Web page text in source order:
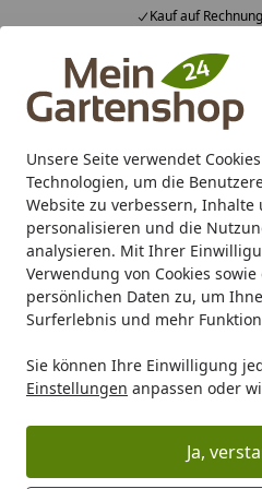
Unsere Seite verwendet
Technologien, um die
Website zu verbessern, Inhalte
personalisieren und die
analysieren. Mit Ihrer
Verwendung von Cookies
persönlichen Daten zu, um
Surferlebnis und mehr
Sie können Ihre Einwilligung
Einstellungen anpassen oder
Ja,
Kauf auf
Alle Produkte
Mein Konto
Suchen
Karibu Pools inkl. gratis
Starterset
Startseite
Gartenhaus Zubehör für
Fenster und Türen
Ihre